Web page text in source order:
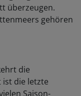
überzeugen.
gehören
die
ist die letzte
Saison-